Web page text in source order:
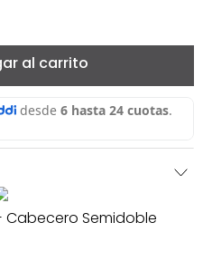
al carrito
Cabecero Semidoble